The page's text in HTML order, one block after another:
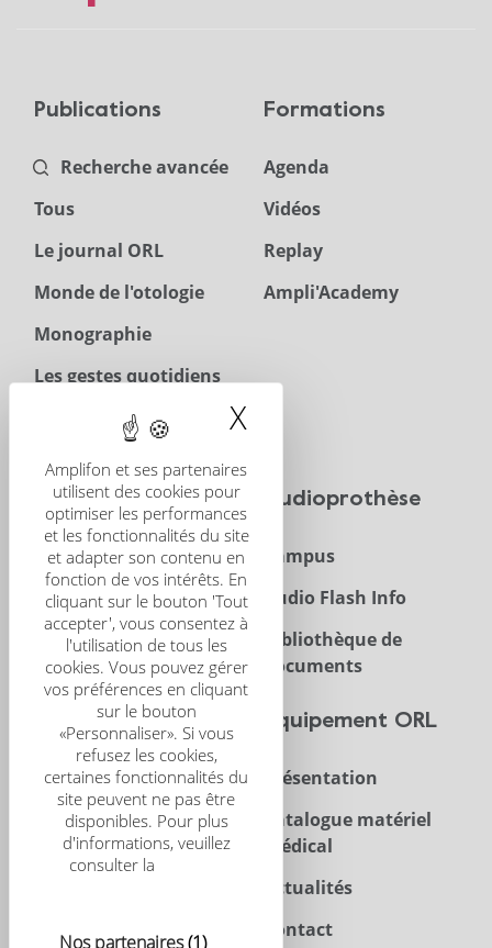
Amplifon et ses partenaires
utilisent des cookies pour
optimiser les performances
et les fonctionnalités du site
et adapter son contenu en
fonction de vos intérêts. En
cliquant sur le bouton 'Tout
accepter', vous consentez à
l'utilisation de tous les
cookies. Vous pouvez gérer
vos préférences en cliquant
sur le bouton
«Personnaliser». Si vous
refusez les cookies,
certaines fonctionnalités du
site peuvent ne pas être
disponibles. Pour plus
d'informations, veuillez
consulter la
Nos partenaires(1)
X
Publications
Recherche avancée
Tous
Le journal ORL
Monde de l'otologie
Monographie
Les gestes quotidiens
Téléchargements
Formations
Agenda
Vidéos
Replay
Ampli'Academy
CRS
Présentation
CRS Scientific Journal
Congrès
Audioprothèse
Campus
Audio Flash Info
Bibliothèque de
documents
Trouver un centre
Acouphènes
Enfant
Implants
Équipement ORL
Présentation
Catalogue matériel
médical
Actualités
Contact